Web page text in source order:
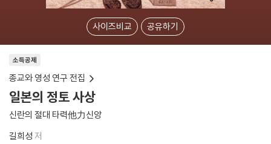
사이즈비교 공유하기
소득공제
종교와 영성 연구 전집
일본의 정토 사상
신란의 절대 타력他力신앙
길희성 저